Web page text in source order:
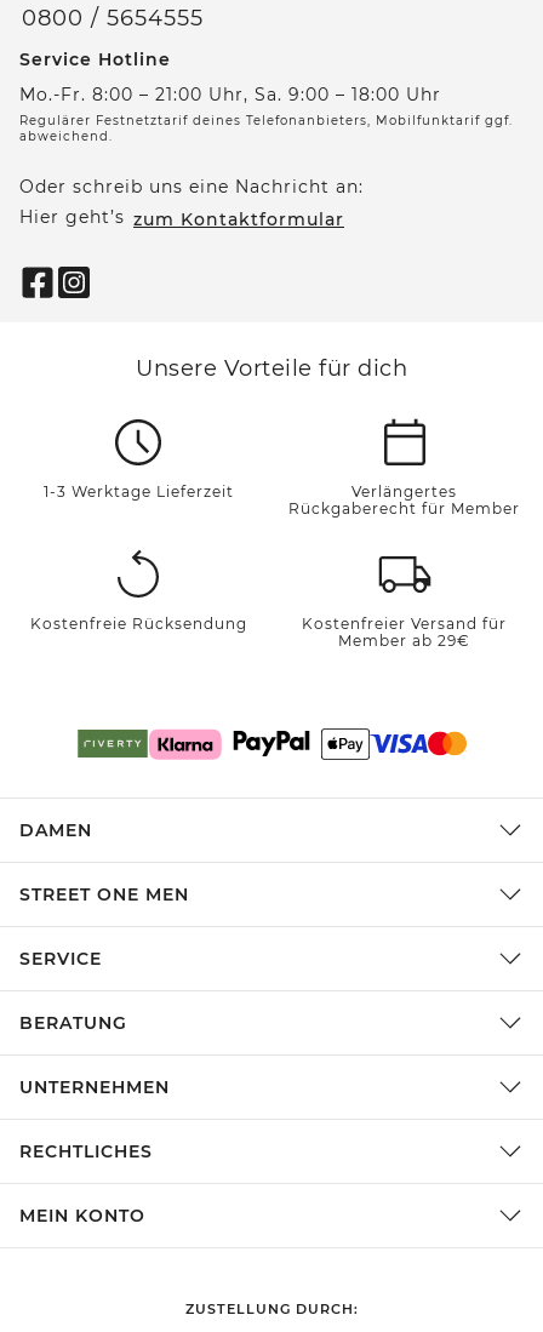
0800 / 5654555
Service Hotline
Mo.-Fr. 8:00 – 21:00 Uhr, Sa. 9:00 – 18:00 Uhr
Regulärer Festnetztarif deines Telefonanbieters, Mobilfunktarif ggf.
abweichend.
Oder schreib uns eine Nachricht an:
Hier geht’s zum Kontaktformular
Unsere Vorteile für dich
1-3 Werktage Lieferzeit
Verlängertes
Rückgaberecht für Member
Kostenfreie Rücksendung
Kostenfreier Versand für
Member ab 29€
DAMEN
STREET ONE MEN
SERVICE
BERATUNG
UNTERNEHMEN
RECHTLICHES
MEIN KONTO
ZUSTELLUNG DURCH: